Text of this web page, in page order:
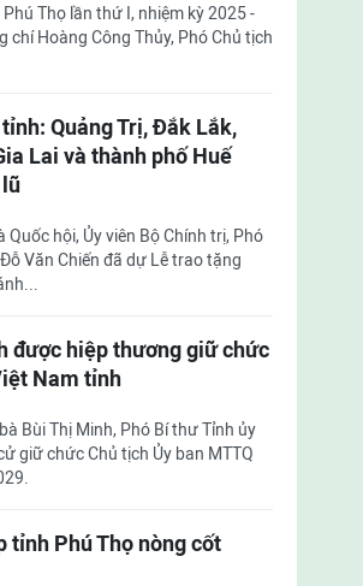
Thọ lần thứ I, nhiệm kỳ 2025 -
Hoàng Công Thủy, Phó Chủ tịch
Quảng Trị, Đắk Lắk,
Lai và thành phố Huế
hội, Ủy viên Bộ Chính trị, Phó
Văn Chiến đã dự Lễ trao tặng
được hiệp thương giữ chức
Nam tỉnh
Bùi Thị Minh, Phó Bí thư Tỉnh ủy
giữ chức Chủ tịch Ủy ban MTTQ
tỉnh Phú Thọ nòng cốt